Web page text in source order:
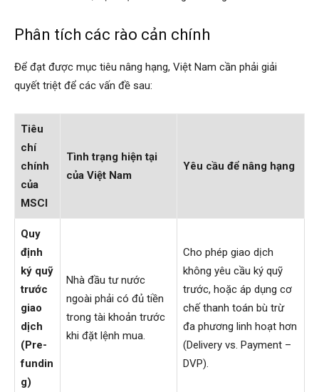
Phân tích các rào cản chính
Để đạt được mục tiêu nâng hạng, Việt Nam cần phải giải
quyết triệt để các vấn đề sau:
Tiêu
chí
chính
của
MSCI
Tình trạng hiện tại
của Việt Nam
Yêu cầu để nâng hạng
Quy
định
ký quỹ
trước
giao
dịch
(Pre-
fundin
g)
Nhà đầu tư nước
ngoài phải có đủ tiền
trong tài khoản trước
khi đặt lệnh mua.
Cho phép giao dịch
không yêu cầu ký quỹ
trước, hoặc áp dụng cơ
chế thanh toán bù trừ
đa phương linh hoạt hơn
(Delivery vs. Payment –
DVP).